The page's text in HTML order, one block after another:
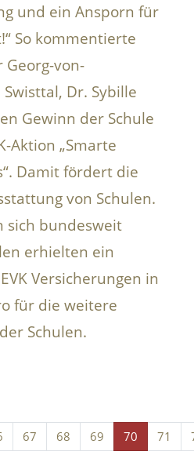
und ein Ansporn für
So kommentierte
von-
Dr. Sybille
Gewinn der Schule
Aktion „Smarte
Damit fördert die
von Schulen.
sich bundesweit
erhielten ein
Versicherungen in
für die weitere
Schulen.
67 68 69 70 71